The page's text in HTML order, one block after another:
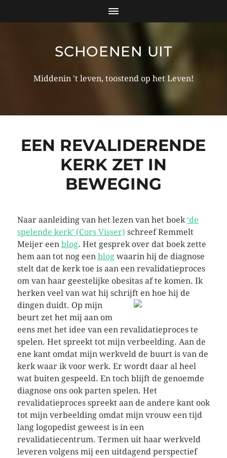
SCHOENEN UIT
Middenin 't leven, toostend op het Leven!
EEN REVALIDERENDE
KERK ZET IN
BEWEGING
Naar aanleiding van het lezen van het boek ‘de
spelende kerk’ (Cors Visser) schreef Remmelt
Meijer een blog. Het gesprek over dat boek zette
hem aan tot nog een blogwaarin hij de diagnose
stelt dat de kerk toe is aan een revalidatieproces
om van haar geestelijke obesitas af te komen. Ik
herken veel van wat hij schrijft en hoe hij de
dingen duidt. Op mijn
beurt zet het mij aan om
eens met het idee van een revalidatieproces te
spelen. Het spreekt tot mijn verbeelding. Aan de
ene kant omdat mijn werkveld de buurt is van de
kerk waar ik voor werk. Er wordt daar al heel
wat buiten gespeeld. En toch blijft de genoemde
diagnose ons ook parten spelen. Het
revalidatieproces spreekt aan de andere kant ook
tot mijn verbeelding omdat mijn vrouw een tijd
lang logopedist geweest is in een
revalidatiecentrum. Termen uit haar werkveld
leveren volgens mij een uitdagend perspectief